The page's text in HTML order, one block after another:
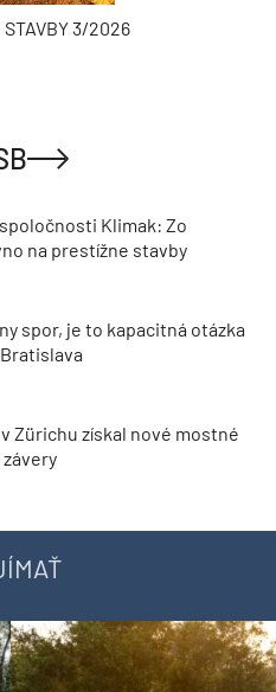
3/2026
Klimak: Zo
na prestížne stavby
spor, je to kapacitná otázka
Zürichu získal nové mostné